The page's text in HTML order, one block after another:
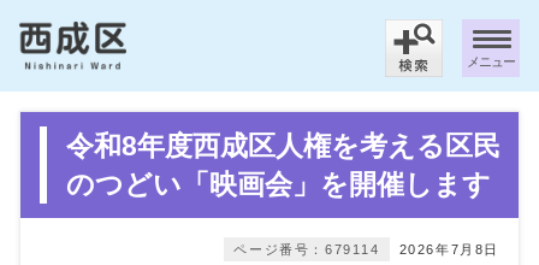
メニュー
令和8年度西成区人権を考える区民
のつどい「映画会」を開催します
2026年7月8日
ページ番号：679114